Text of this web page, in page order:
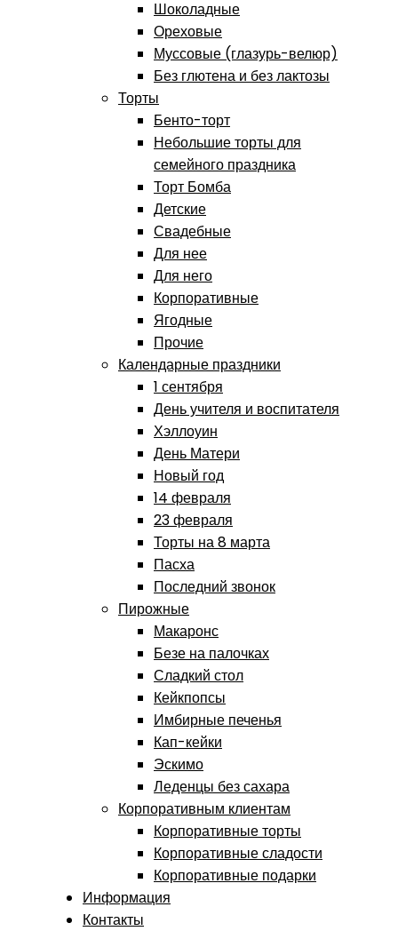
Шоколадные
Ореховые
Муссовые (глазурь-велюр)
Без глютена и без лактозы
Торты
Бенто-торт
Небольшие торты для
семейного праздника
Торт Бомба
Детские
Свадебные
Для нее
Для него
Корпоративные
Ягодные
Прочие
Календарные праздники
1 сентября
День учителя и воспитателя
Хэллоуин
День Матери
Новый год
14 февраля
23 февраля
Торты на 8 марта
Пасха
Последний звонок
Пирожные
Макаронс
Безе на палочках
Сладкий стол
Кейкпопсы
Имбирные печенья
Кап-кейки
Эскимо
Леденцы без сахара
Корпоративным клиентам
Корпоративные торты
Корпоративные сладости
Корпоративные подарки
Информация
Контакты